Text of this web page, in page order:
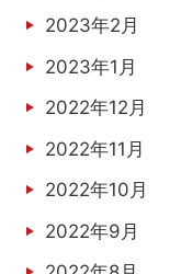
2023年2月
2023年1月
2022年12月
2022年11月
2022年10月
2022年9月